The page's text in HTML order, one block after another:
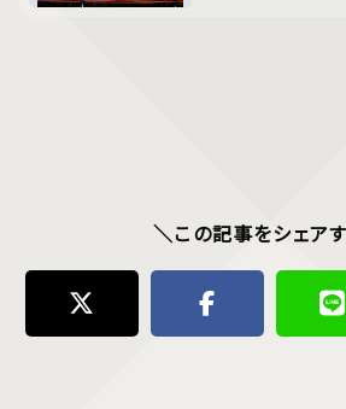
＼この記事をシェア